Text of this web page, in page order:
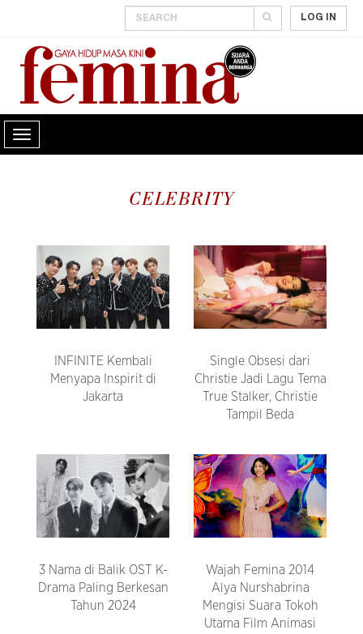
LOG IN
CELEBRITY
INFINITE Kembali
Menyapa Inspirit di
Jakarta
Single Obsesi dari
Christie Jadi Lagu Tema
True Stalker, Christie
Tampil Beda
3 Nama di Balik OST K-
Drama Paling Berkesan
Tahun 2024
Wajah Femina 2014
Alya Nurshabrina
Mengisi Suara Tokoh
Utama Film Animasi